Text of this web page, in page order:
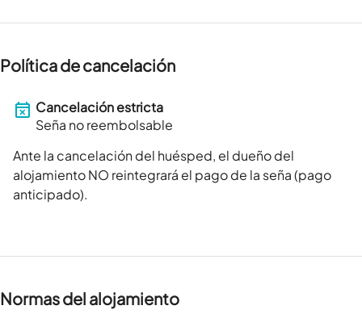
Política de cancelación
Cancelación estricta
Seña no reembolsable
Ante la cancelación del huésped, el dueño del
alojamiento NO reintegrará el pago de la seña (pago
anticipado).
Normas del alojamiento